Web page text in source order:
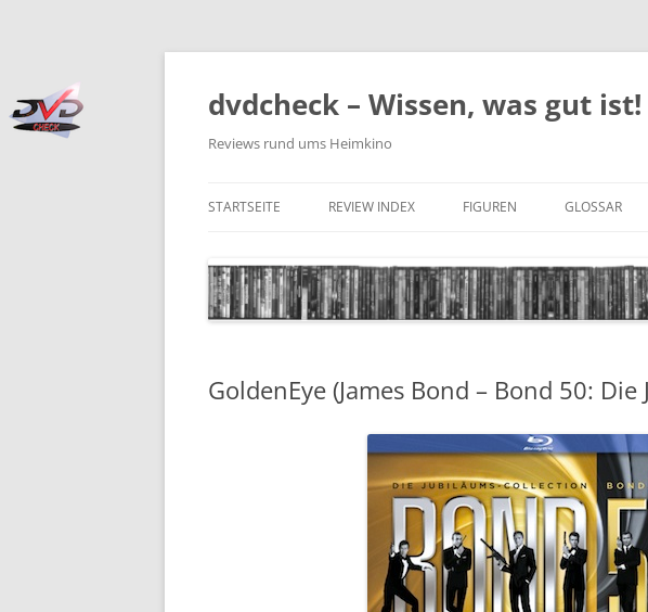
Zum
springen
dvdcheck – Wissen, was gut ist!
Reviews rund ums Heimkino
STARTSEITE REVIEW INDEX
4K BLU-RAY DISC
DOWNLOAD
4K DOWNLOAD
DVD (CODE 2)
DVD (CODE 1)
GAMES
FIGUREN GLOSSAR
BILD & TON
GoldenEye (James Bond – Bond 50: